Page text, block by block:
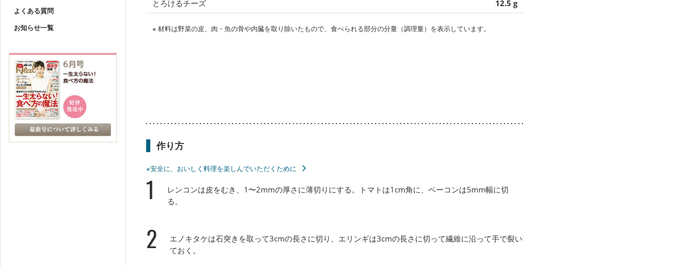
よくある質問
お知らせ一覧
とろけるチーズ 12.5 g
※ 材料は野菜の皮、肉・魚の骨や内臓を取り除いたもので、食べられる部分の分量（調理量）を表示しています。
作り方
※安全に、おいしく料理を楽しんでいただくために
1
レンコンは皮をむき、1〜2mmの厚さに薄切りにする。トマトは1cm角に、ベーコンは5mm幅に切
る。
2
エノキタケは石突きを取って3cmの長さに切り、エリンギは3cmの長さに切って繊維に沿って手で裂い
ておく。